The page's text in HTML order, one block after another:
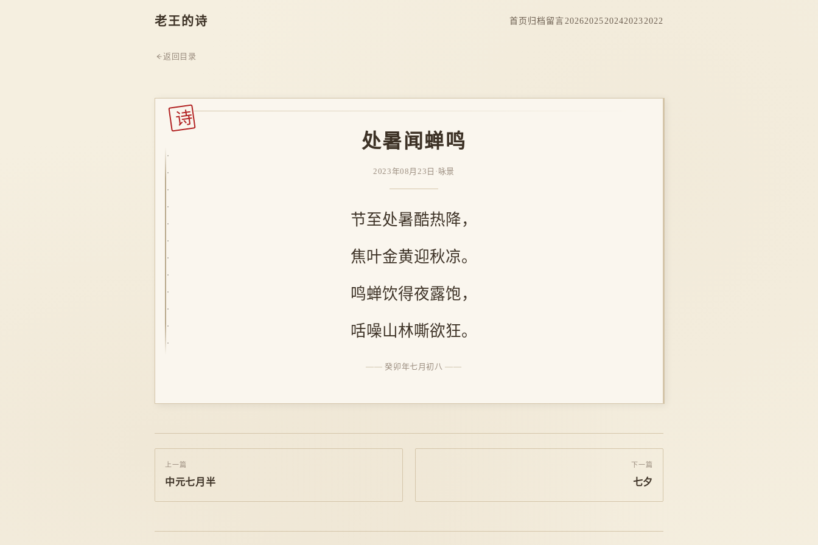
老王的诗 首页 归档 留言20262025202420232022
返回目录
诗
处暑闻蝉鸣
2023年08月23日 · 咏景
节至处暑酷热降，
焦叶金黄迎秋凉。
鸣蝉饮得夜露饱，
咶噪山林嘶欲狂。
癸卯年七月初八
上一篇
中元七月半
下一篇
七夕